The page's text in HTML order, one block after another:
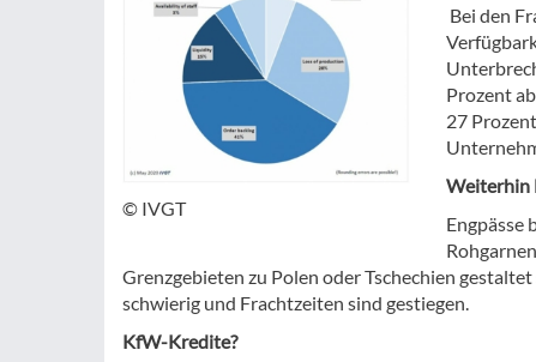
© IVGT
Bei den
Prozent
27
Weiterhin
Engpässe
Grenzgebieten zu Polen oder Tschechien
schwierig und Frachtzeiten sind gestiegen.
KfW-Kredite?